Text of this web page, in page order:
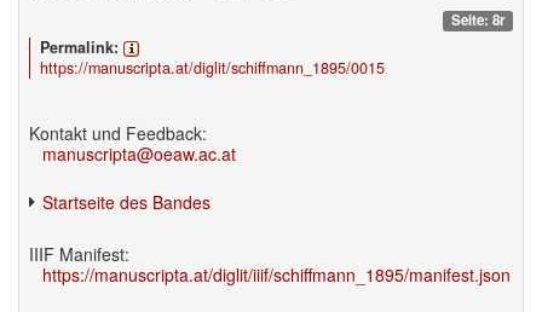
Seite: 8r
Permalink:
https://manuscripta.at/diglit/schiffmann_1895/0015
Kontakt und Feedback:
manuscripta@oeaw.ac.at
Startseite des Bandes
IIIF Manifest:
https://manuscripta.at/diglit/iiif/schiffmann_1895/manifest.json